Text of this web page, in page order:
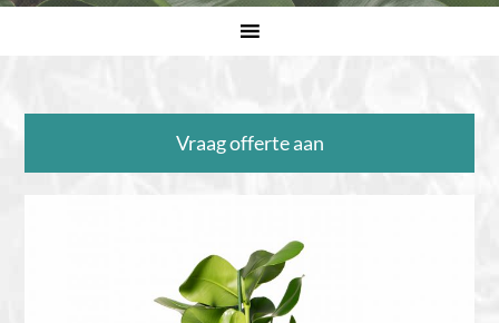
Vraag offerte aan